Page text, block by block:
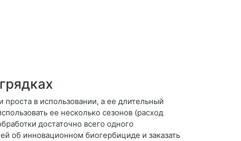
в использовании, а ее длительный
ее несколько сезонов (расход
достаточно всего одного
об инновационном биогербициде и заказать